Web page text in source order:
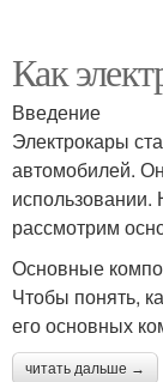
Как
Введение
Электрокары
автомобилей.
использовании.
рассмотрим
Основные
Чтобы понять,
его основных
читать дальше →